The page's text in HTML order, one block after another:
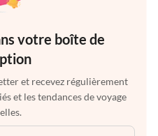
votre boîte de
et recevez régulièrement
et les tendances de voyage